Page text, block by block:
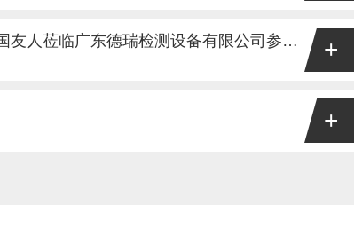
试验结果的精准度，更关乎产品研发验证的有效性。然而，在
温缓慢两大故障频发，不仅拖慢试验进度，还可能导致关键数
科学排查体系，成为保障试验箱稳定运行的关键。一、故障根
与降温缓慢看似独立故障，实则源于高低温交变环境试验箱制
的协同失效，诱因环环相扣，需...
跨越国界的信赖之旅：外国友人莅临广东德瑞检测设备有限公司参观考察 +
澳大湾区的生产基地，进行为期一天的实地考察与技术交流。
更是一次关于“中国智造”实力与全球检测行业需求的深度对
然有序的仓储物流，再到充满科技感的企业展厅，外国友人们
+